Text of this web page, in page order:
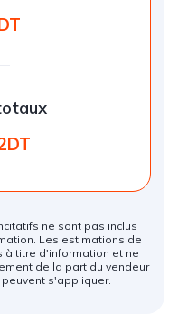
ne sont pas inclus
Les estimations de
titre d'information et ne
de la part du vendeur
s'appliquer.